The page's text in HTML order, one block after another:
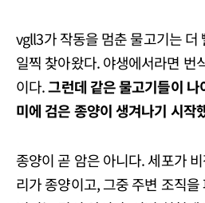
vgll3가 작동을 멈춘 물고기는 더
일찍 찾아왔다. 야생에서라면 번
이다.그런데 같은 물고기들이
미에 검은 종양이 생겨나기 시작
종양이 곧 암은 아니다. 세포가
리가 종양이고, 그중 주변 조직